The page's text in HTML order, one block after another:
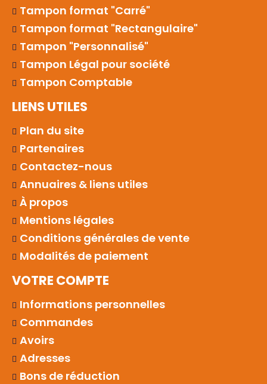
Tampon format "Carré"
Tampon format "Rectangulaire"
Tampon "Personnalisé"
Tampon Légal pour société
Tampon Comptable
LIENS UTILES
Plan du site
Partenaires
Contactez-nous
Annuaires & liens utiles
À propos
Mentions légales
Conditions générales de vente
Modalités de paiement
VOTRE COMPTE
Informations personnelles
Commandes
Avoirs
Adresses
Bons de réduction